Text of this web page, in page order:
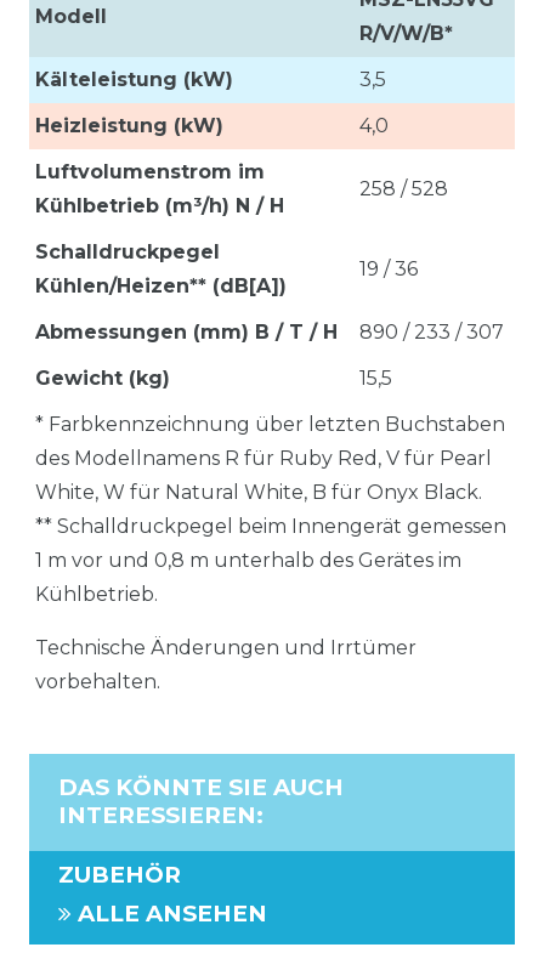
Modell
R/V/W/B*
Kälteleistung (kW)
3,5
Heizleistung (kW)
4,0
Luftvolumenstrom im
Kühlbetrieb (m³/h) N / H
258 / 528
Schalldruckpegel
Kühlen/Heizen** (dB[A])
19 / 36
Abmessungen (mm) B / T / H
890 / 233 / 307
Gewicht (kg)
15,5
* Farbkennzeichnung über letzten Buchstaben
des Modellnamens R für Ruby Red, V für Pearl
White, W für Natural White, B für Onyx Black.
** Schalldruckpegel beim Innengerät gemessen
1 m vor und 0,8 m unterhalb des Gerätes im
Kühlbetrieb.
Technische Änderungen und Irrtümer
vorbehalten.
DAS KÖNNTE SIE AUCH
INTERESSIEREN:
ZUBEHÖR
ALLE ANSEHEN